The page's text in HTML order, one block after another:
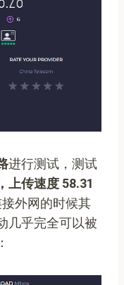
进行测试，测试
上传速度 58.31
外网的时候其
几乎完全可以被